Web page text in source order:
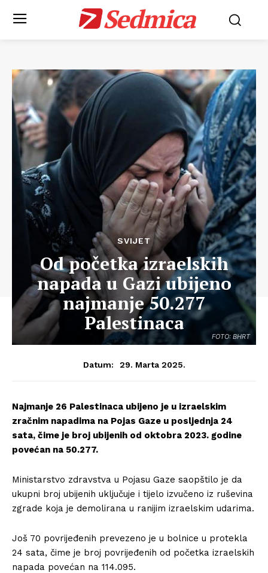
Sedmica
FOTO: BHRT
SVIJET
Od početka izraelskih
napada u Gazi ubijeno
najmanje 50.277
Palestinaca
Datum: 29. Marta 2025.
Najmanje 26 Palestinaca ubijeno je u izraelskim
zračnim napadima na Pojas Gaze u posljednja 24
sata, čime je broj ubijenih od oktobra 2023. godine
povećan na 50.277.
Ministarstvo zdravstva u Pojasu Gaze saopštilo je da
ukupni broj ubijenih uključuje i tijelo izvučeno iz ruševina
zgrade koja je demolirana u ranijim izraelskim udarima.
Još 70 povrijeđenih prevezeno je u bolnice u protekla
24 sata, čime je broj povrijeđenih od početka izraelskih
napada povećan na 114.095.